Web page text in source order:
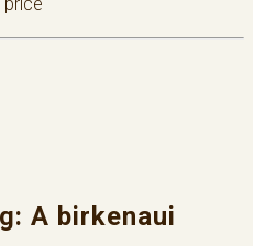
A birkenaui